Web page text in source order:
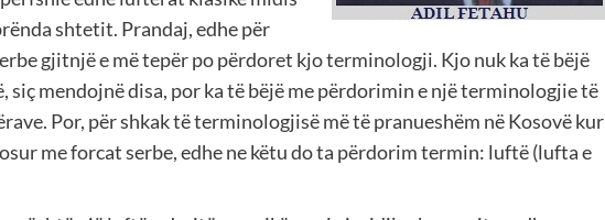
shtetit. Prandaj, edhe për
gjitnjë e më tepër po përdoret kjo terminologji. Kjo nuk ka të bëjë
siç mendojnë disa, por ka të bëjë me përdorimin e një terminologjie të
Por, për shkak të terminologjisë më të pranueshëm në Kosovë kur
me forcat serbe, edhe ne këtu do ta përdorim termin: luftë (lufta e